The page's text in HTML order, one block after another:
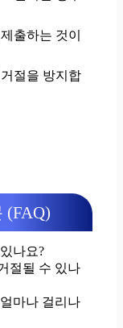
출하는 것이
절을 방지합
(FAQ)
나요?
절될 수 있나
마나 걸리나